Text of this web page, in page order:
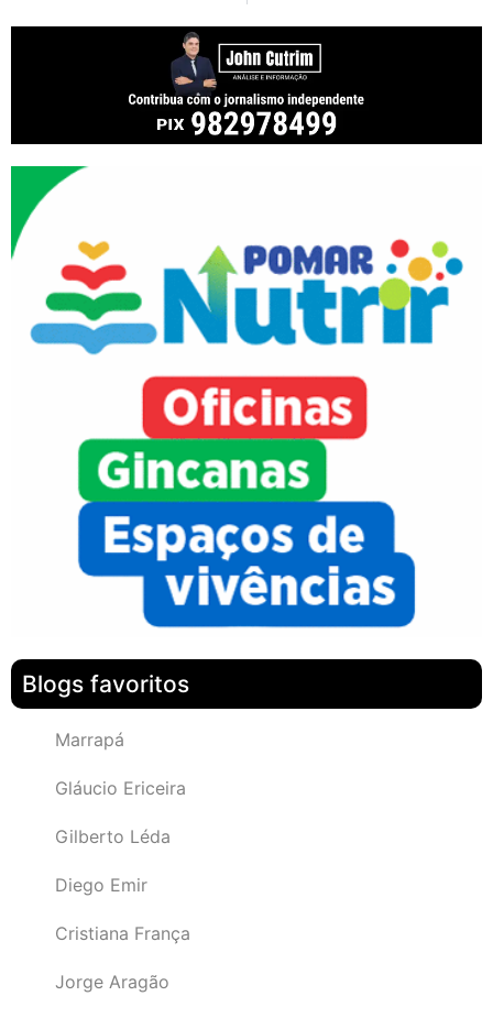
Blogs favoritos
Marrapá
Gláucio Ericeira
Gilberto Léda
Diego Emir
Cristiana França
Jorge Aragão